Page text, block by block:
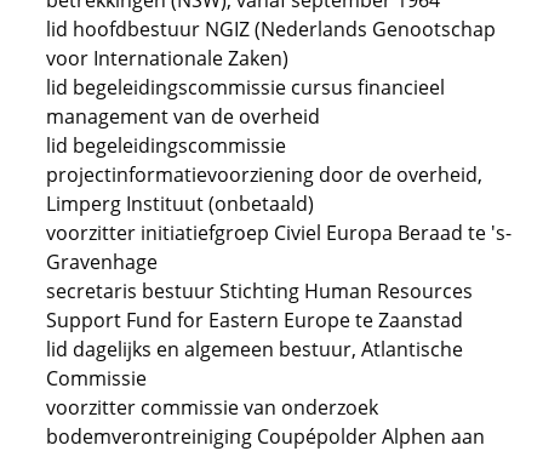
lid hoofdbestuur NGIZ (Nederlands Genootschap
voor Internationale Zaken)
lid begeleidingscommissie cursus financieel
management van de overheid
lid begeleidingscommissie
projectinformatievoorziening door de overheid,
Limperg Instituut (onbetaald)
voorzitter initiatiefgroep Civiel Europa Beraad te 's-
Gravenhage
secretaris bestuur Stichting Human Resources
Support Fund for Eastern Europe te Zaanstad
lid dagelijks en algemeen bestuur, Atlantische
Commissie
voorzitter commissie van onderzoek
bodemverontreiniging Coupépolder Alphen aan